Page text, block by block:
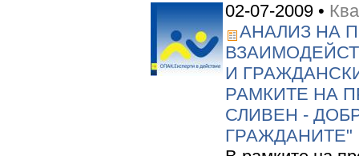
02-07-2009 •
АНАЛИЗ НА
И
РАМКИТЕ НА
СЛИВЕН -
ГРАЖДАНИТЕ"